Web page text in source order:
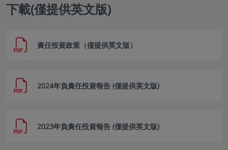
下載(僅提供英文版)
責任投資政策（僅提供英文版）
2024年負責任投資報告 (僅提供英文版)
2023年負責任投資報告 (僅提供英文版)